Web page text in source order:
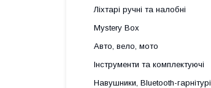
Ліхтарі ручні та налобні
Mystery Box
Авто, вело, мото
Інструменти та комплектуючі
Навушники, Bluetooth-гарнітурі